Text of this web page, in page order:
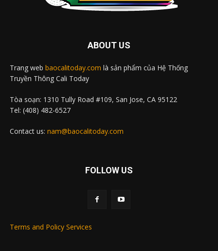
ABOUT US
Trang web baocalitoday.com là sản phẩm của Hệ Thống
Truyền Thông Cali Today
Tòa soạn: 1310 Tully Road #109, San Jose, CA 95122
Tel: (408) 482-6527
Contact us: nam@baocalitoday.com
FOLLOW US
Terms and Policy Services